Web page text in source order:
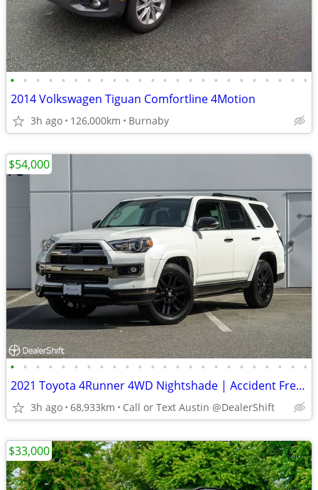
• • • • • • • • • • • • • • • • • • • • • • • •
2014 Volkswagen Tiguan Comfortline 4Motion
3h ago 126,000km Burnaby
• • • • • • • • • • • • • • • • • • • • • • • •
2021 Toyota 4Runner 4WD Nightshade | Accident Free | Locally Owned
3h ago 68,933km Call or Text Austin @DealerShift
$54,000
$33,000